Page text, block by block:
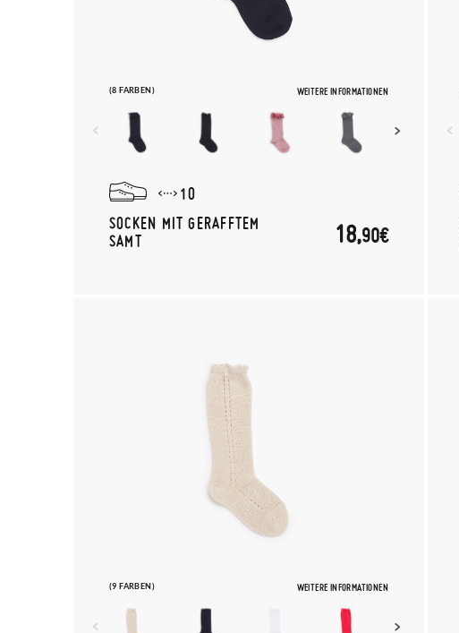
(8 FARBEN) WEITERE INFORMATIONEN
10
SOCKEN MIT GERAFFTEM
SAMT
18,90€
(9 FARBEN) WEITERE INFORMATIONEN